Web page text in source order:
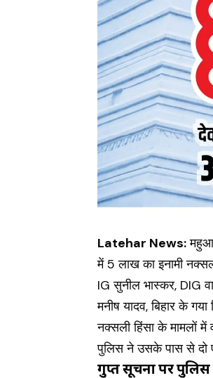
Latehar News:
में 5 लाख का इनामी
IG सुनील भास्कर, DIG
मनीष यादव, बिहार के
नक्सली हिंसा के मामलों में
पुलिस ने उसके पास से दो
गुप्त सूचना पर पुलिस